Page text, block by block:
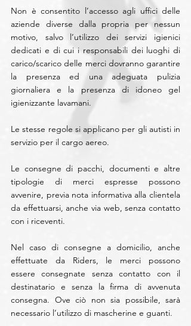
Non è consentito l’accesso agli uffici delle
aziende diverse dalla propria per nessun
motivo, salvo l’utilizzo dei servizi igienici
dedicati e di cui i responsabili dei luoghi di
carico/scarico delle merci dovranno garantire
la presenza ed una adeguata pulizia
giornaliera e la presenza di idoneo gel
igienizzante lavamani.
Le stesse regole si applicano per gli autisti in
servizio per il cargo aereo.
Le consegne di pacchi, documenti e altre
tipologie di merci espresse possono
avvenire, previa nota informativa alla clientela
da effettuarsi, anche via web, senza contatto
con i riceventi.
Nel caso di consegne a domicilio, anche
effettuate da Riders, le merci possono
essere consegnate senza contatto con il
destinatario e senza la firma di avvenuta
consegna. Ove ciò non sia possibile, sarà
necessario l’utilizzo di mascherine e guanti.